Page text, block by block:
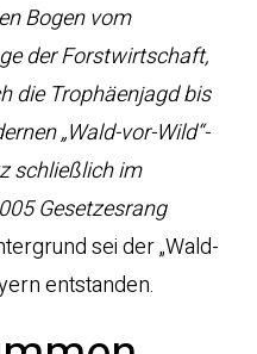
Bogen vom
der Forstwirtschaft,
die Trophäenjagd bis
„Wald-vor-Wild“-
schließlich im
Gesetzesrang
sei der „Wald-
entstanden.